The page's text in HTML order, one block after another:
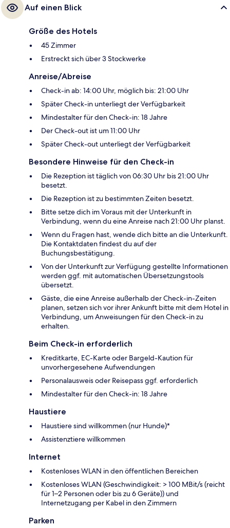
Auf einen Blick
Größe des Hotels
45 Zimmer
Erstreckt sich über 3 Stockwerke
Anreise/Abreise
Check-in ab: 14:00 Uhr, möglich bis: 21:00 Uhr
Später Check-in unterliegt der Verfügbarkeit
Mindestalter für den Check-in: 18 Jahre
Der Check-out ist um 11:00 Uhr
Später Check-out unterliegt der Verfügbarkeit
Besondere Hinweise für den Check-in
Die Rezeption ist täglich von 06:30 Uhr bis 21:00 Uhr
besetzt.
Die Rezeption ist zu bestimmten Zeiten besetzt.
Bitte setze dich im Voraus mit der Unterkunft in
Verbindung, wenn du eine Anreise nach 21:00 Uhr planst.
Wenn du Fragen hast, wende dich bitte an die Unterkunft.
Die Kontaktdaten findest du auf der
Buchungsbestätigung.
Von der Unterkunft zur Verfügung gestellte Informationen
werden ggf. mit automatischen Übersetzungstools
übersetzt.
Gäste, die eine Anreise außerhalb der Check-in-Zeiten
planen, setzen sich vor ihrer Ankunft bitte mit dem Hotel in
Verbindung, um Anweisungen für den Check-in zu
erhalten.
Beim Check-in erforderlich
Kreditkarte, EC-Karte oder Bargeld-Kaution für
unvorhergesehene Aufwendungen
Personalausweis oder Reisepass ggf. erforderlich
Mindestalter für den Check-in: 18 Jahre
Haustiere
Haustiere sind willkommen (nur Hunde)*
Assistenztiere willkommen
Internet
Kostenloses WLAN in den öffentlichen Bereichen
Kostenloses WLAN (Geschwindigkeit: > 100 MBit/s (reicht
für 1–2 Personen oder bis zu 6 Geräte)) und
Internetzugang per Kabel in den Zimmern
Parken